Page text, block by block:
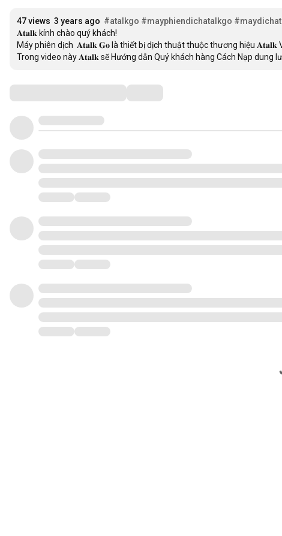
47 views 3 years ago #atalkgo #mayphiendichatalkgo
𝐀𝐭𝐚𝐥𝐤 kính chào quý khách!
Máy phiên dịch  𝐀𝐭𝐚𝐥𝐤 𝐆𝐨 là thiết bị dịch thuật thuộc thương hiệu
Trong video này 𝐀𝐭𝐚𝐥𝐤 sẽ Hướng dẫn Quý khách hàng Cách Nạp dung